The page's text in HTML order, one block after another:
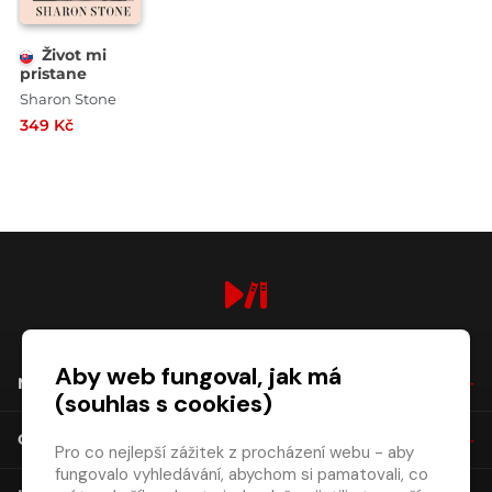
Život mi
pristane
Sharon Stone
349 Kč
NÁKUP
O SPOLEČNOSTI
Aby web fungoval, jak má
(souhlas s cookies)
Pro co nejlepší zážitek z procházení webu - aby
fungovalo vyhledávání, abychom si pamatovali, co